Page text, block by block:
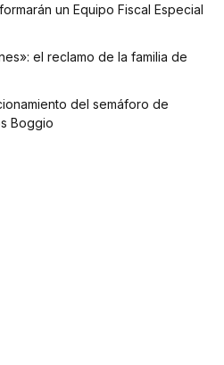
un Equipo Fiscal Especial
el reclamo de la familia de
del semáforo de
Boggio